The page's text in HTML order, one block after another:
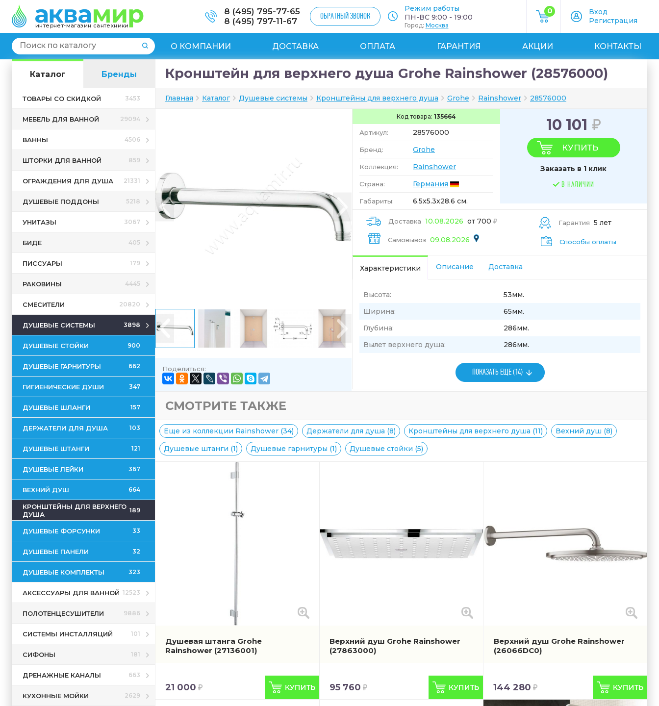
интернет-магазин сантехники
8 (495) 795-77-65
8 (495) 797-11-67
ОБРАТНЫЙ ЗВОНОК
Режим работы
ПН-ВС 9:00 - 19:00
Город: Москва
0
Вход
Регистрация
О КОМПАНИИ ДОСТАВКА ОПЛАТА ГАРАНТИЯ АКЦИИ КОНТАКТЫ
Каталог Бренды
ТОВАРЫ СО СКИДКОЙ 3453
МЕБЕЛЬ ДЛЯ ВАННОЙ 29094
ВАННЫ 4506
ШТОРКИ ДЛЯ ВАННОЙ 859
ОГРАЖДЕНИЯ ДЛЯ ДУША 21331
ДУШЕВЫЕ ПОДДОНЫ 5218
УНИТАЗЫ 3067
БИДЕ 405
ПИССУАРЫ 179
РАКОВИНЫ 4445
СМЕСИТЕЛИ 20820
ДУШЕВЫЕ СИСТЕМЫ 3898
ДУШЕВЫЕ СТОЙКИ 900
ДУШЕВЫЕ ГАРНИТУРЫ 662
ГИГИЕНИЧЕСКИЕ ДУШИ 347
ДУШЕВЫЕ ШЛАНГИ 157
ДЕРЖАТЕЛИ ДЛЯ ДУША 103
ДУШЕВЫЕ ШТАНГИ 121
ДУШЕВЫЕ ЛЕЙКИ 367
ВЕХНИЙ ДУШ 664
КРОНШТЕЙНЫ ДЛЯ ВЕРХНЕГО
ДУША
189
ДУШЕВЫЕ ФОРСУНКИ 33
ДУШЕВЫЕ ПАНЕЛИ 32
ДУШЕВЫЕ КОМПЛЕКТЫ 323
АКСЕССУАРЫ ДЛЯ ВАННОЙ 12523
ПОЛОТЕНЦЕСУШИТЕЛИ 9886
СИСТЕМЫ ИНСТАЛЛЯЦИЙ 101
СИФОНЫ 181
ДРЕНАЖНЫЕ КАНАЛЫ 663
КУХОННЫЕ МОЙКИ 2629
Кронштейн для верхнего душа Grohe Rainshower (28576000)
Главная Каталог Душевые системы Кронштейны для верхнего душа Grohe Rainshower 28576000
Поделиться:
Код товара: 135664
Артикул: 28576000
Бренд: Grohe
Коллекция: Rainshower
Страна: Германия
Габариты: 6.5x5.3x28.6 см.
10 101
КУПИТЬ
Заказать в 1 клик
В НАЛИЧИИ
Доставка 10.08.2026 от 700
Самовывоз 09.08.2026
Гарантия 5 лет
Способы оплаты
Характеристики Описание Доставка
Высота:
53мм.
Ширина:
65мм.
Глубина:
286мм.
Вылет верхнего душа:
286мм.
ПОКАЗАТЬ ЕЩЕ (14)
СМОТРИТЕ ТАКЖЕ
Еще из коллекции Rainshower (34) Держатели для душа (8) Кронштейны для верхнего душа (11)
Вехний душ (8)
Душевые штанги (1)
Душевые гарнитуры (1) Душевые стойки (5)
Душевая штанга Grohe
Rainshower (27136001)
21 000
Верхний душ Grohe Rainshower
(27863000)
95 760
Верхний душ Grohe Rainshower
(26066DC0)
144 280